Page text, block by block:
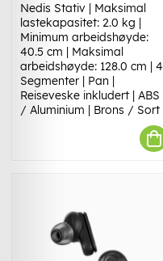
Nedis Stativ | Maksimal
lastekapasitet: 2.0 kg |
Minimum arbeidshøyde:
40.5 cm | Maksimal
arbeidshøyde: 128.0 cm | 4
Segmenter | Pan |
Reiseveske inkludert | ABS
/ Aluminium | Brons / Sort